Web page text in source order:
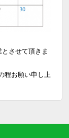
させて頂きま
程お願い申し上